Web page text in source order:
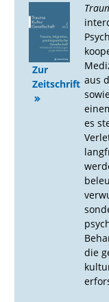
Zur
Zeitschrift aus
es
die